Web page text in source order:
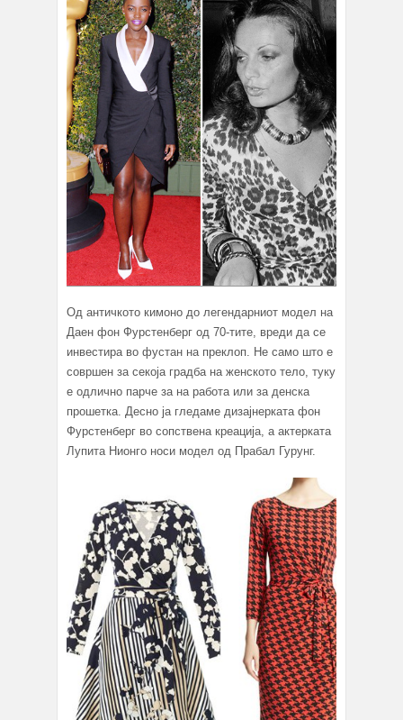
Од античкото кимоно до легендарниот модел на
Даен фон Фурстенберг од 70-тите, вреди да се
инвестира во фустан на преклоп. Не само што е
совршен за секоја градба на женското тело, туку
е одлично парче за на работа или за денска
прошетка. Десно ја гледаме дизајнерката фон
Фурстенберг во сопствена креација, а актерката
Лупита Нионго носи модел од Прабал Гурунг.